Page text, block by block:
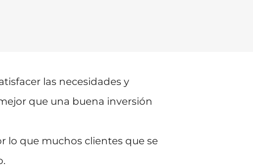
las necesidades y
que una buena inversión
lo que muchos clientes que se